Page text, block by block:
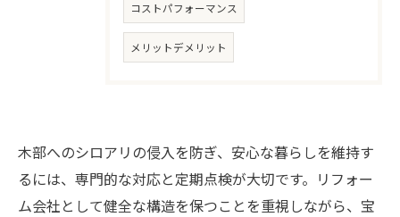
コストパフォーマンス
メリットデメリット
木部へのシロアリの侵入を防ぎ、安心な暮らしを維持す
るには、専門的な対応と定期点検が大切です。リフォー
ム会社として健全な構造を保つことを重視しながら、宝